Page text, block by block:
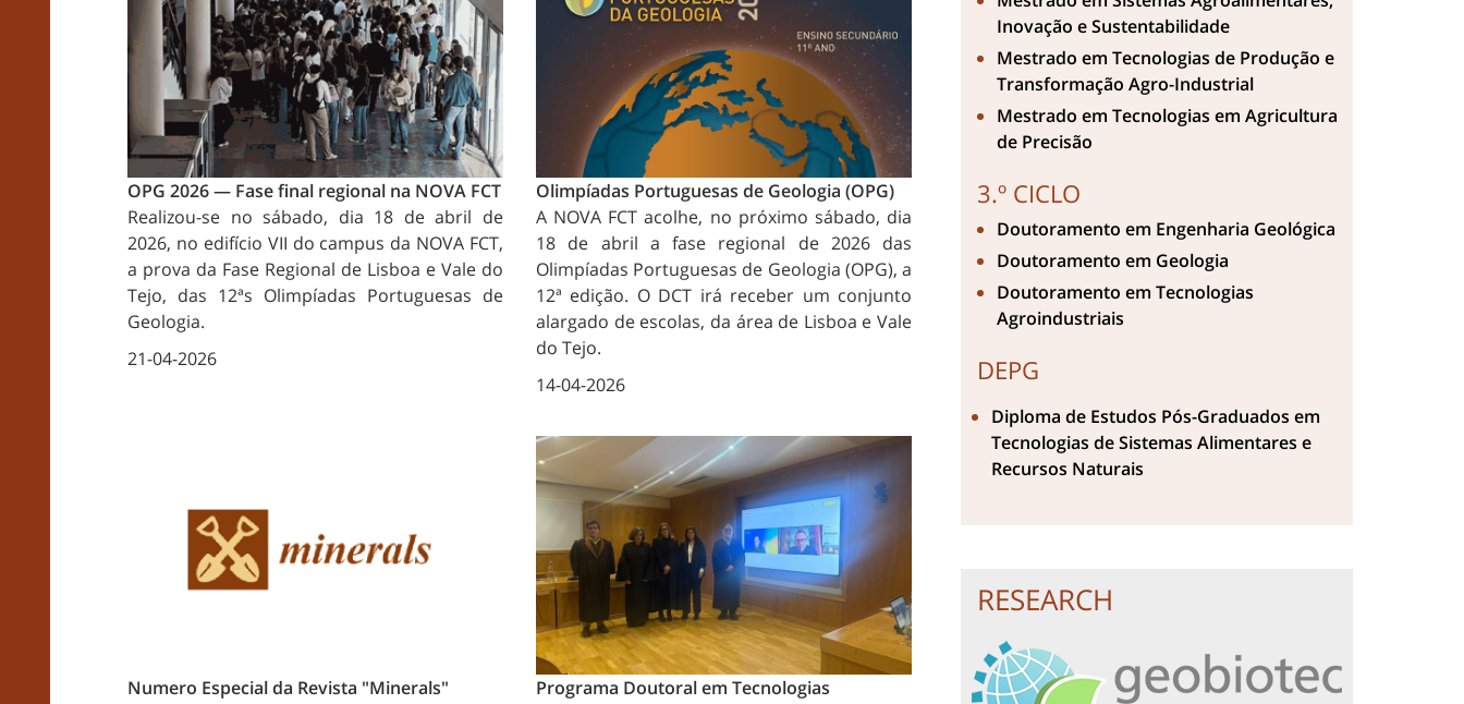
OPG 2026 — Fase final regional na NOVA FCT
Realizou-se no sábado, dia 18 de abril de
2026, no edifício VII do campus da NOVA FCT,
a prova da Fase Regional de Lisboa e Vale do
Tejo, das 12ªs Olimpíadas Portuguesas de
Geologia.
21-04-2026
Olimpíadas Portuguesas de Geologia (OPG)
A NOVA FCT acolhe, no próximo sábado, dia
18 de abril a fase regional de 2026 das
Olimpíadas Portuguesas de Geologia (OPG), a
12ª edição. O DCT irá receber um conjunto
alargado de escolas, da área de Lisboa e Vale
do Tejo.
14-04-2026
Numero Especial da Revista "Minerals"
Programa Doutoral em Tecnologias
Inovação e Sustentabilidade
Mestrado em Tecnologias de Produção e
Transformação Agro-Industrial
Mestrado em Tecnologias em Agricultura
de Precisão
3.º CICLO
Doutoramento em Engenharia Geológica
Doutoramento em Geologia
Doutoramento em Tecnologias
Agroindustriais
DEPG
Diploma de Estudos Pós-Graduados em
Tecnologias de Sistemas Alimentares e
Recursos Naturais
RESEARCH